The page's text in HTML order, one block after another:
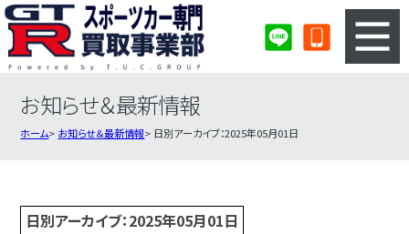
3ステップのカンタン査定
スポーツカー買取実績 会社概要・店舗紹介・MAP
お知らせ＆最新情報
ホーム お知らせ＆最新情報 日別アーカイブ：2025年05月01日
日別アーカイブ：2025年05月01日